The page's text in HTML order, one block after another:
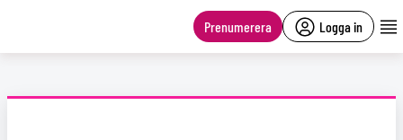
Prenumerera Logga in